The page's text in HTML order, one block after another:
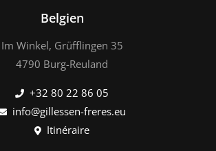
Belgien
Im Winkel, Grüfflingen 35
4790 Burg-Reuland
+32 80 22 86 05
info@gillessen-freres.eu
Itinéraire